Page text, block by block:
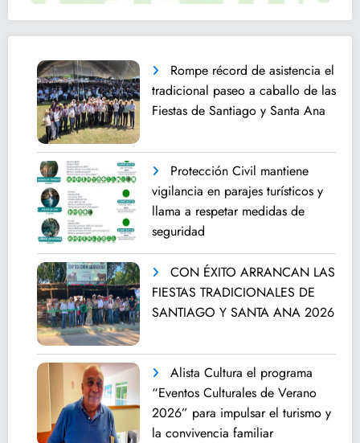
Rompe récord de asistencia el
tradicional paseo a caballo de las
Fiestas de Santiago y Santa Ana
Protección Civil mantiene
vigilancia en parajes turísticos y
llama a respetar medidas de
seguridad
CON ÉXITO ARRANCAN LAS
FIESTAS TRADICIONALES DE
SANTIAGO Y SANTA ANA 2026
Alista Cultura el programa
“Eventos Culturales de Verano
2026” para impulsar el turismo y
la convivencia familiar